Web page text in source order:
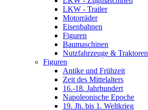
LKW - Trailer
Motorräder
Eisenbahnen
Figuren
Baumaschinen
Nutzfahrzeuge & Traktoren
Figuren
Antike und Frühzeit
Zeit des Mittelalters
16.-18. Jahrhundert
Napoleonische Epoche
19. Jh. bis 1. Weltkrieg